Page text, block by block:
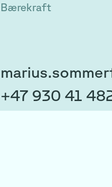
Bærekraft
+47 930 41